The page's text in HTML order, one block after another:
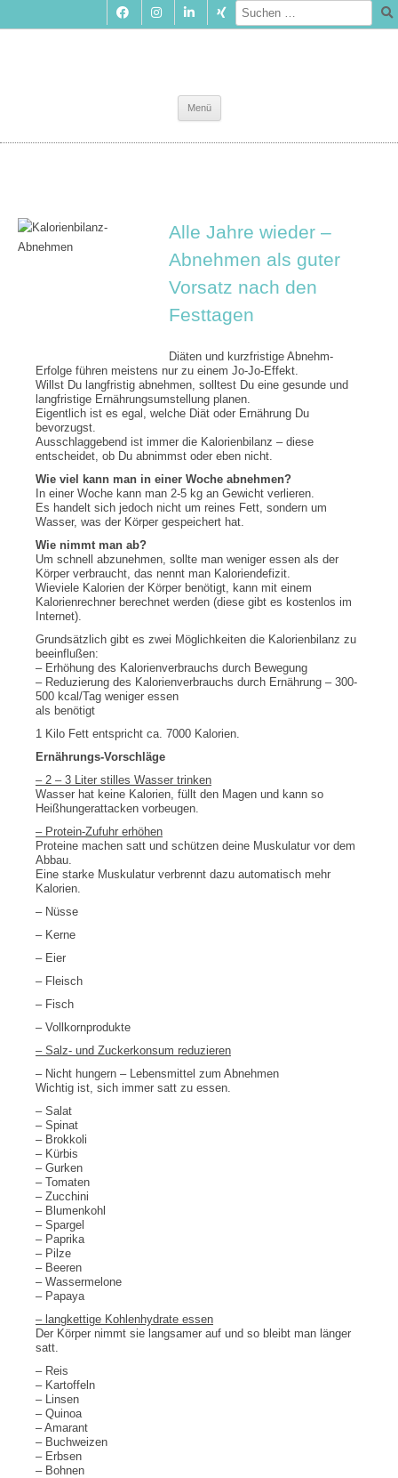
Menü
springen
Alle Jahre wieder –
Abnehmen als guter
Vorsatz nach den
Festtagen
Diäten und kurzfristige Abnehm-
Erfolge führen meistens nur zu einem Jo-Jo-Effekt.
Willst Du langfristig abnehmen, solltest Du eine gesunde und
langfristige Ernährungsumstellung planen.
Eigentlich ist es egal, welche Diät oder Ernährung Du
bevorzugst.
Ausschlaggebend ist immer die Kalorienbilanz – diese
entscheidet, ob Du abnimmst oder eben nicht.
Wie viel kann man in einer Woche abnehmen?
In einer Woche kann man 2-5 kg an Gewicht verlieren.
Es handelt sich jedoch nicht um reines Fett, sondern um
Wasser, was der Körper gespeichert hat.
Wie nimmt man ab?
Um schnell abzunehmen, sollte man weniger essen als der
Körper verbraucht, das nennt man Kaloriendefizit.
Wieviele Kalorien der Körper benötigt, kann mit einem
Kalorienrechner berechnet werden (diese gibt es kostenlos im
Internet).
Grundsätzlich gibt es zwei Möglichkeiten die Kalorienbilanz zu
beeinflußen:
– Erhöhung des Kalorienverbrauchs durch Bewegung
– Reduzierung des Kalorienverbrauchs durch Ernährung – 300-
500 kcal/Tag weniger essen
als benötigt
1 Kilo Fett entspricht ca. 7000 Kalorien.
Ernährungs-Vorschläge
– 2 – 3 Liter stilles Wasser trinken
Wasser hat keine Kalorien, füllt den Magen und kann so
Heißhungerattacken vorbeugen.
– Protein-Zufuhr erhöhen
Proteine machen satt und schützen deine Muskulatur vor dem
Abbau.
Eine starke Muskulatur verbrennt dazu automatisch mehr
Kalorien.
– Nüsse
– Kerne
– Eier
– Fleisch
– Fisch
– Vollkornprodukte
– Salz- und Zuckerkonsum reduzieren
– Nicht hungern – Lebensmittel zum Abnehmen
Wichtig ist, sich immer satt zu essen.
– Salat
– Spinat
– Brokkoli
– Kürbis
– Gurken
– Tomaten
– Zucchini
– Blumenkohl
– Spargel
– Paprika
– Pilze
– Beeren
– Wassermelone
– Papaya
– langkettige Kohlenhydrate essen
Der Körper nimmt sie langsamer auf und so bleibt man länger
satt.
– Reis
– Kartoffeln
– Linsen
– Quinoa
– Amarant
– Buchweizen
– Erbsen
– Bohnen